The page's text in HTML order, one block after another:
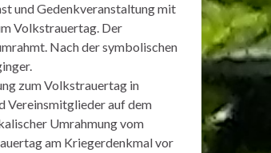
und Gedenkveranstaltung mit
Volkstrauertag. Der
Nach der symbolischen
zum Volkstrauertag in
Vereinsmitglieder auf dem
Umrahmung vom
am Kriegerdenkmal vor